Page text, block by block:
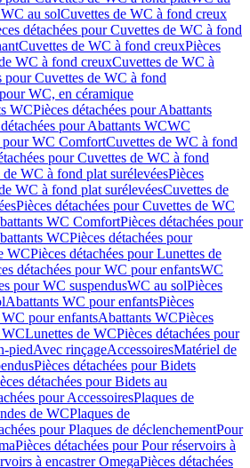
au solCuvettes de WC à fond creux
détachées pour Cuvettes de WC à fond
Cuvettes de WC à fond creuxPièces
WC à fond creuxCuvettes de WC à
pour Cuvettes de WC à fond
WC, en céramique
WCPièces détachées pour Abattants
pour Abattants WCWC
pour WC ComfortCuvettes de WC à fond
pour Cuvettes de WC à fond
de WC à fond plat surélevéesPièces
WC à fond plat surélevéesCuvettes de
Pièces détachées pour Cuvettes de WC
WC ComfortPièces détachées pour
WCPièces détachées pour
WCPièces détachées pour Lunettes de
détachées pour WC pour enfantsWC
pour WC suspendusWC au solPièces
Abattants WC pour enfantsPièces
pour enfantsAbattants WCPièces
WCLunettes de WCPièces détachées pour
piedAvec rinçageAccessoiresMatériel de
Pièces détachées pour Bidets
détachées pour Bidets au
pour AccessoiresPlaques de
de WCPlaques de
pour Plaques de déclenchementPour
Pièces détachées pour Pour réservoirs à
à encastrer OmegaPièces détachées